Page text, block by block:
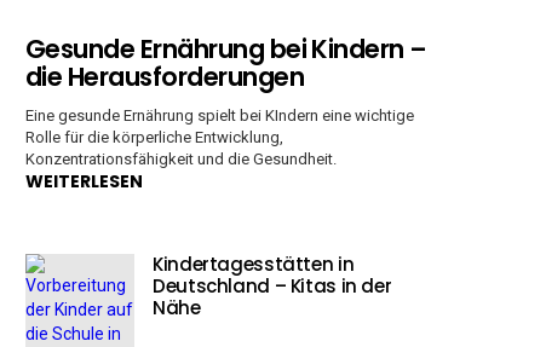
Gesunde Ernährung bei Kindern –
die Herausforderungen
Eine gesunde Ernährung spielt bei KIndern eine wichtige
Rolle für die körperliche Entwicklung,
Konzentrationsfähigkeit und die Gesundheit.
WEITERLESEN
Kindertagesstätten in
Deutschland – Kitas in der
Nähe